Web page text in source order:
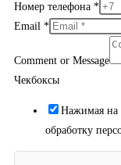
Номер телефона *
Email *
Comment or Message
Чекбоксы
Нажимая на
обработку